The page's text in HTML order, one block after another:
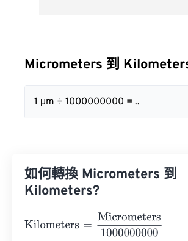
Micrometers 到
1 μm ÷ 1000000000 = ..
如何轉換 Micrometers 到
Kilometers?
Kilometers Micrometers1000000000